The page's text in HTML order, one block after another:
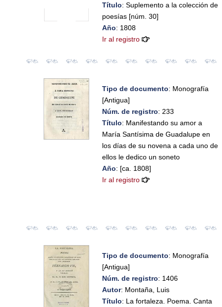
Título: Suplemento a la colección de
poesías [núm. 30]
Año: 1808
Ir al registro
Tipo de documento: Monografía
[Antigua]
Núm. de registro: 233
Título: Manifestando su amor a
María Santísima de Guadalupe en
los días de su novena a cada uno de
ellos le dedico un soneto
Año: [ca. 1808]
Ir al registro
Tipo de documento: Monografía
[Antigua]
Núm. de registro: 1406
Autor: Montaña, Luis
Título: La fortaleza. Poema. Canta